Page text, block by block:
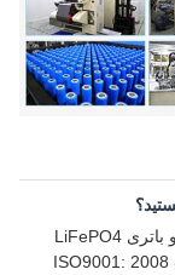
A1: ما یک تولید کننده باتری لیتیوم یون قابل شارژ و باتری LiFePO4
حرفه ای در شان دونگ هستیم که با سیستم کیفیت ISO9001: 2008